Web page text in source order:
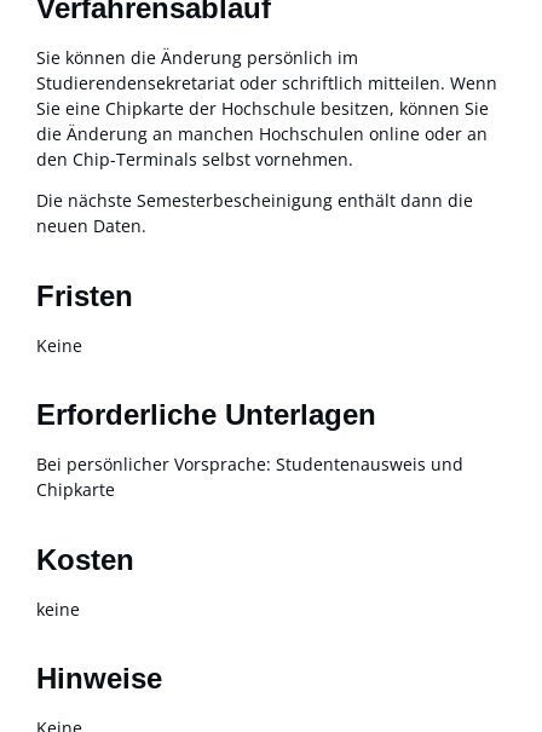
Verfahrensablauf
Sie können die Änderung persönlich im
Studierendensekretariat oder schriftlich mitteilen. Wenn
Sie eine Chipkarte der Hochschule besitzen, können Sie
die Änderung an manchen Hochschulen online oder an
den Chip-Terminals selbst vornehmen.
Die nächste Semesterbescheinigung enthält dann die
neuen Daten.
Fristen
Keine
Erforderliche Unterlagen
Bei persönlicher Vorsprache: Studentenausweis und
Chipkarte
Kosten
keine
Hinweise